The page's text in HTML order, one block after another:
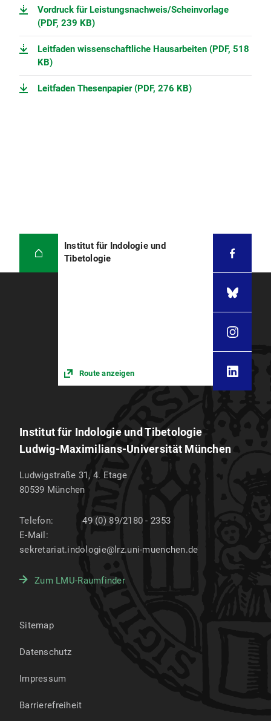
Vordruck für Leistungsnachweis/Scheinvorlage
(PDF, 239 KB)
Leitfaden wissenschaftliche Hausarbeiten (PDF, 518
KB)
Leitfaden Thesenpapier (PDF, 276 KB)
Institut für Indologie und
Tibetologie
Route anzeigen
Institut für Indologie und Tibetologie
Ludwig-Maximilians-Universität München
Ludwigstraße 31, 4. Etage
80539 München
Telefon:
49 (0) 89/2180 - 2353
E-Mail:
sekretariat.indologie@lrz.uni-muenchen.de
Zum LMU-Raumfinder
Sitemap
Datenschutz
Impressum
Barrierefreiheit